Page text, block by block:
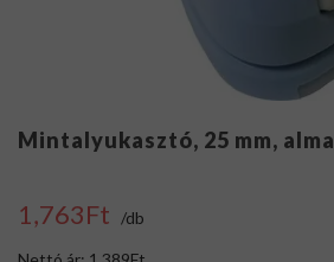
Mintalyukasztó, 25 mm, alma
1,763Ft /db